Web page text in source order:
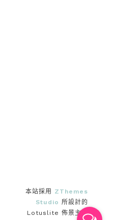
本站採用 ZThemes
Studio 所設計的
Lotuslite 佈景主題